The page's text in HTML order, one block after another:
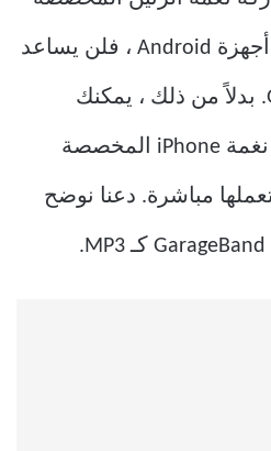
مع أصدقائك باستخدام أجهزة Android ، فلن يساعد
ملف عمل GarageBand. بدلاً من ذلك ، يمكنك
مشاركة ملف MP3 من نغمة iPhone المخصصة
مباشرة. دعنا نوضح